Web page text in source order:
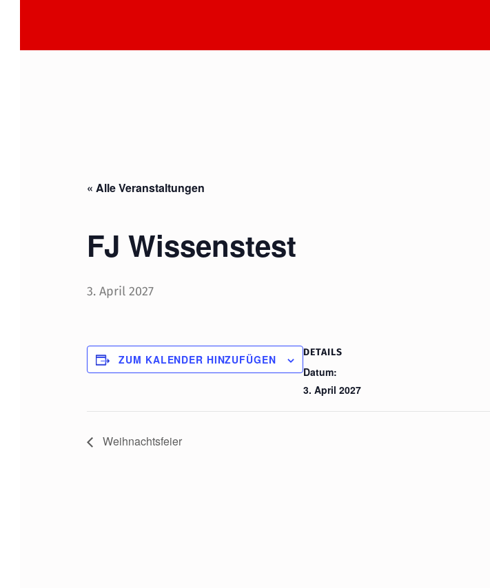
« Alle Veranstaltungen
FJ Wissenstest
3. April 2027
ZUM KALENDER HINZUFÜGEN
DETAILS
Datum:
3. April 2027
Weihnachtsfeier